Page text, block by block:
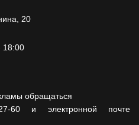
20
18:00
обращаться
и электронной почте